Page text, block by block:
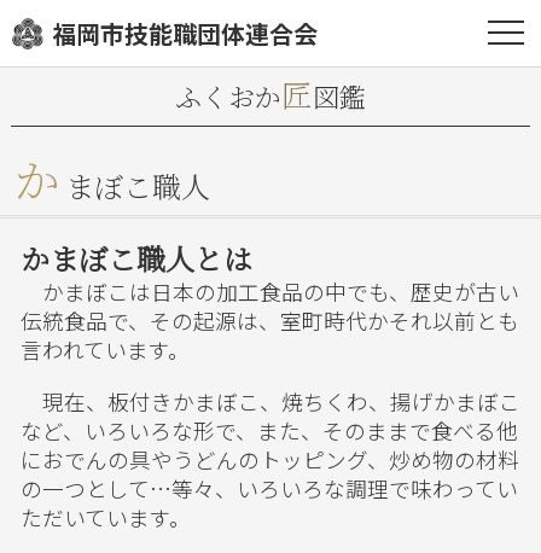
福岡市技能職団体連合会
ふくおか匠図鑑
か まぼこ職人
かまぼこ職人とは
かまぼこは日本の加工食品の中でも、歴史が古い
伝統食品で、その起源は、室町時代かそれ以前とも
言われています。
現在、板付きかまぼこ、焼ちくわ、揚げかまぼこ
など、いろいろな形で、また、そのままで食べる他
におでんの具やうどんのトッピング、炒め物の材料
の一つとして…等々、いろいろな調理で味わってい
ただいています。